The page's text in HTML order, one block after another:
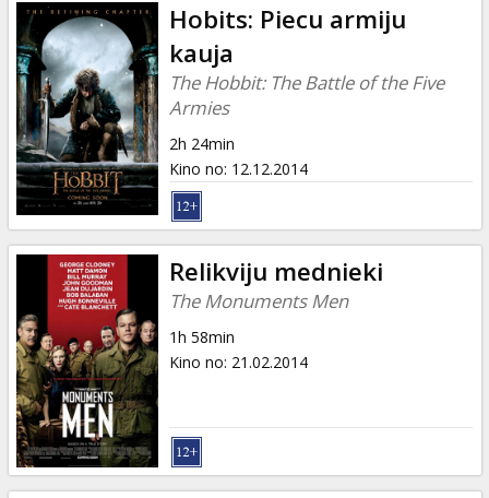
Hobits: Piecu armiju
kauja
The Hobbit: The Battle of the Five
Armies
2h 24min
Kino no: 12.12.2014
Relikviju mednieki
The Monuments Men
1h 58min
Kino no: 21.02.2014